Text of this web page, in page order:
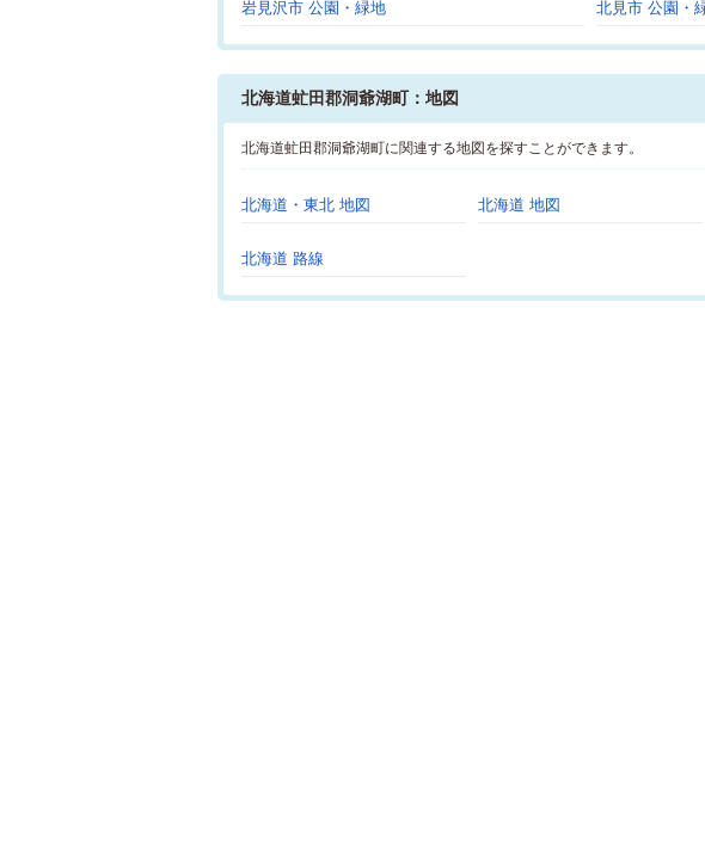
岩見沢市 公園・緑地 北見市 公園・
北海道虻田郡洞爺湖町：地図
北海道虻田郡洞爺湖町に関連する地図を探すことができます。
北海道・東北 地図 北海道 地図
北海道 路線